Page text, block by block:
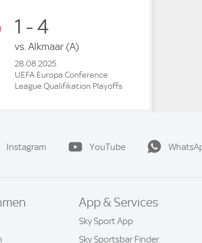
1 - 4
vs. Alkmaar (A)
28.08.2025
UEFA Europa Conference
League Qualifikation Playoffs
Instagram YouTube
App & Services
Sky Sport App
Sky Sportsbar Finder